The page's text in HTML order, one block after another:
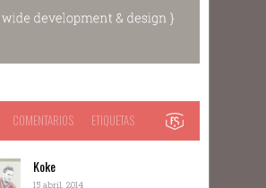
COMENTARIOS ETIQUETAS
Koke